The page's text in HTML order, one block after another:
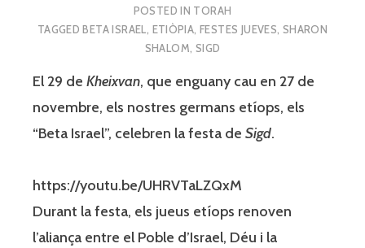
POSTED IN TORAH
TAGGEDBETA ISRAEL, ETIÒPIA,FESTES JUEVES, SHARON
SHALOM, SIGD
El 29 de Kheixvan, que enguany cau en 27 de
novembre, els nostres germans etíops, els
“Beta Israel”, celebren la festa de Sigd.
https://youtu.be/UHRVTaLZQxM
Durant la festa, els jueus etíops renoven
l’aliança entre el Poble d’Israel, Déu i la